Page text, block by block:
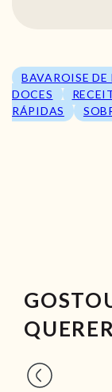
BAVAROISE DE
DOCES
RÁPIDAS